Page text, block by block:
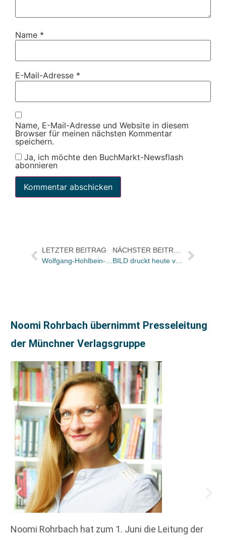
Name *
E-Mail-Adresse *
Name, E-Mail-Adresse und Website in diesem
Browser für meinen nächsten Kommentar
speichern.
Ja, ich möchte den BuchMarkt-Newsflash
abonnieren
LETZTER BEITRAG
Wolfgang-Hohlbein-Preis geht an Bernd Rümmelein
NÄCHSTER BEITRAG
BILD druckt heute vorab Schönheitstricks von Sonya Kraus
Noomi Rohrbach übernimmt Presseleitung
der Münchner Verlagsgruppe
Noomi Rohrbach hat zum 1. Juni die Leitung der